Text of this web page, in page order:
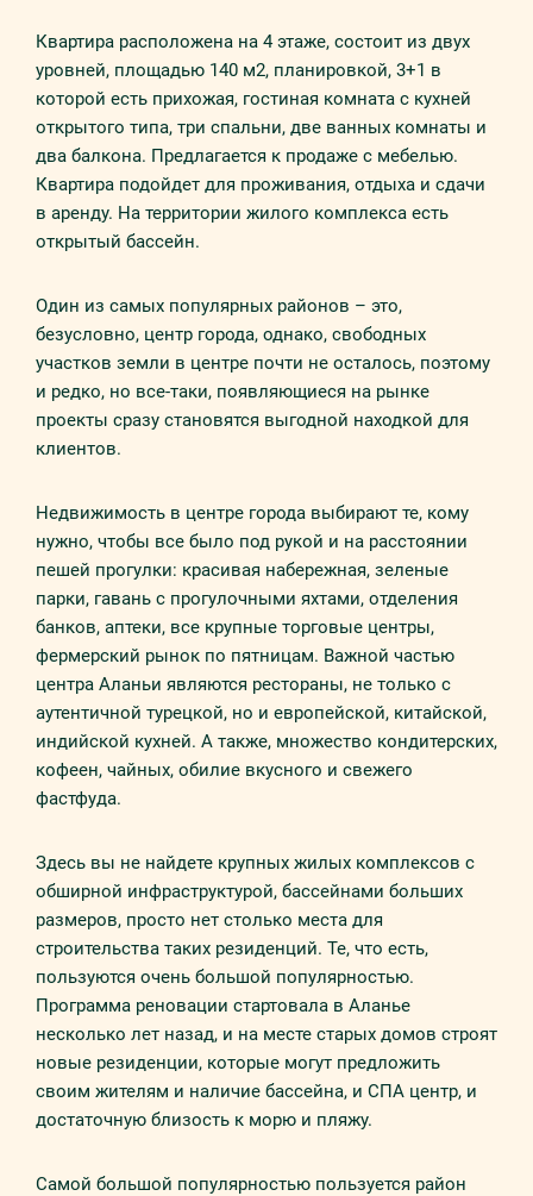
Квартира расположена на 4 этаже, состоит из двух
уровней, площадью 140 м2, планировкой, 3+1 в
которой есть прихожая, гостиная комната с кухней
открытого типа, три спальни, две ванных комнаты и
два балкона. Предлагается к продаже c мебелью.
Квартира подойдет для проживания, отдыха и сдачи
в аренду. На территории жилого комплекса есть
открытый бассейн.
Один из самых популярных районов – это,
безусловно, центр города, однако, свободных
участков земли в центре почти не осталось, поэтому
и редко, но все-таки, появляющиеся на рынке
проекты сразу становятся выгодной находкой для
клиентов.
Недвижимость в центре города выбирают те, кому
нужно, чтобы все было под рукой и на расстоянии
пешей прогулки: красивая набережная, зеленые
парки, гавань с прогулочными яхтами, отделения
банков, аптеки, все крупные торговые центры,
фермерский рынок по пятницам. Важной частью
центра Аланьи являются рестораны, не только с
аутентичной турецкой, но и европейской, китайской,
индийской кухней. А также, множество кондитерских,
кофеен, чайных, обилие вкусного и свежего
фастфуда.
Здесь вы не найдете крупных жилых комплексов с
обширной инфраструктурой, бассейнами больших
размеров, просто нет столько места для
строительства таких резиденций. Те, что есть,
пользуются очень большой популярностью.
Программа реновации стартовала в Аланье
несколько лет назад, и на месте старых домов строят
новые резиденции, которые могут предложить
своим жителям и наличие бассейна, и СПА центр, и
достаточную близость к морю и пляжу.
Самой большой популярностью пользуется район